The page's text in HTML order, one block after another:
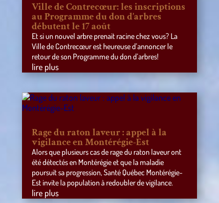
Ville de Contrecœur: les inscriptions
au Programme du don d’arbres
débutent le 17 août
Et si un nouvel arbre prenait racine chez vous? La
Ville de Contrecœur est heureuse d’annoncer le
retour de son Programme du don d’arbres!
lire plus
Rage du raton laveur : appel à la
vigilance en Montérégie-Est
Alors que plusieurs cas de rage du raton laveur ont
été détectés en Montérégie et que la maladie
poursuit sa progression, Santé Québec Montérégie-
Est invite la population à redoubler de vigilance.
lire plus